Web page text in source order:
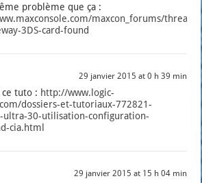
pro­blème que ça :
maxcon_forums/
3DS-card-found
29 janvier 2015 at 0 h 39 min
ce tuto : http://www.logic-
dossiers-et-tutoriaux-772821-
ultra-30-utilisation-configuration-
cia.html
29 janvier 2015 at 15 h 04 min